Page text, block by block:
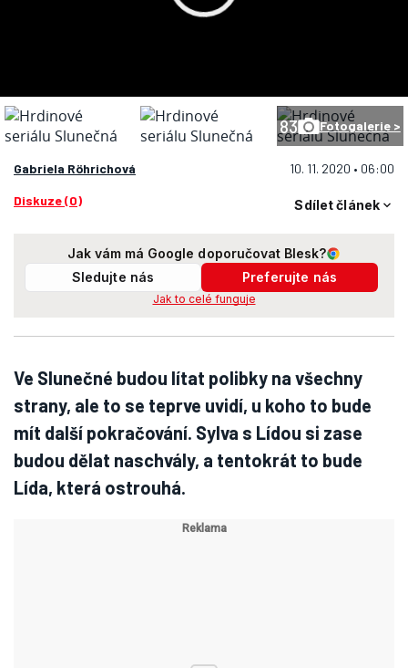
83 Fotogalerie >
Gabriela Röhrichová 10. 11. 2020 • 06:00
Diskuze (0) Sdílet článek
Jak vám má Google doporučovat Blesk?
Sledujte nás
Preferujte nás
Jak to celé funguje
Ve Slunečné budou lítat polibky na všechny
strany, ale to se teprve uvidí, u koho to bude
mít další pokračování. Sylva s Lídou si zase
budou dělat naschvály, a tentokrát to bude
Lída, která ostrouhá.